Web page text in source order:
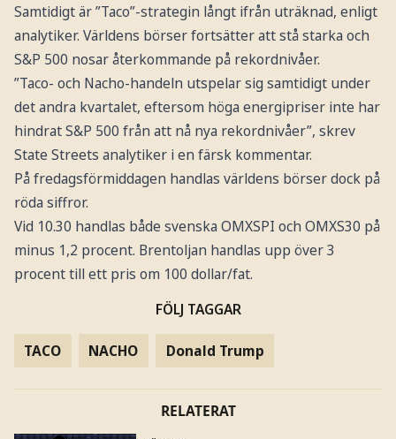
Samtidigt är ”Taco”-strategin långt ifrån uträknad, enligt
analytiker. Världens börser fortsätter att stå starka och
S&P 500 nosar återkommande på rekordnivåer.
”Taco- och Nacho-handeln utspelar sig samtidigt under
det andra kvartalet, eftersom höga energipriser inte har
hindrat S&P 500 från att nå nya rekordnivåer”, skrev
State Streets analytiker i en färsk kommentar.
På fredagsförmiddagen handlas världens börser dock på
röda siffror.
Vid 10.30 handlas både svenska OMXSPI och OMXS30 på
minus 1,2 procent. Brentoljan handlas upp över 3
procent till ett pris om 100 dollar/fat.
FÖLJ TAGGAR
TACO NACHO Donald Trump
RELATERAT